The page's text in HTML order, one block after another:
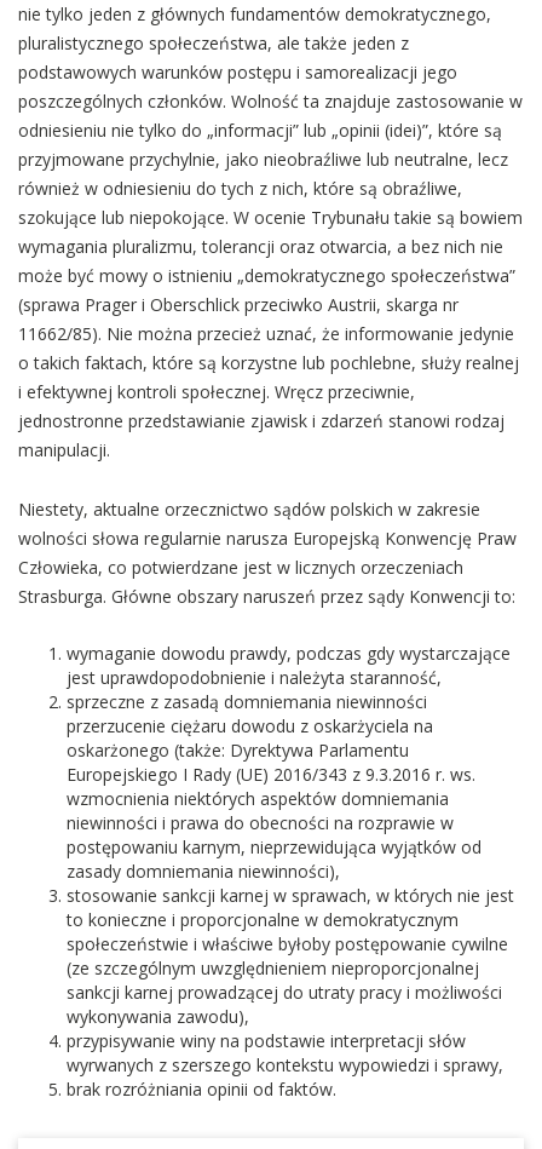
nie tylko jeden z głównych fundamentów demokratycznego,
pluralistycznego społeczeństwa, ale także jeden z
podstawowych warunków postępu i samorealizacji jego
poszczególnych członków. Wolność ta znajduje zastosowanie w
odniesieniu nie tylko do „informacji” lub „opinii (idei)”, które są
przyjmowane przychylnie, jako nieobraźliwe lub neutralne, lecz
również w odniesieniu do tych z nich, które są obraźliwe,
szokujące lub niepokojące. W ocenie Trybunału takie są bowiem
wymagania pluralizmu, tolerancji oraz otwarcia, a bez nich nie
może być mowy o istnieniu „demokratycznego społeczeństwa”
(sprawa Prager i Oberschlick przeciwko Austrii, skarga nr
11662/85). Nie można przecież uznać, że informowanie jedynie
o takich faktach, które są korzystne lub pochlebne, służy realnej
i efektywnej kontroli społecznej. Wręcz przeciwnie,
jednostronne przedstawianie zjawisk i zdarzeń stanowi rodzaj
manipulacji.
Niestety, aktualne orzecznictwo sądów polskich w zakresie
wolności słowa regularnie narusza Europejską Konwencję Praw
Człowieka, co potwierdzane jest w licznych orzeczeniach
Strasburga. Główne obszary naruszeń przez sądy Konwencji to:
wymaganie dowodu prawdy, podczas gdy wystarczające
jest uprawdopodobnienie i należyta staranność,
sprzeczne z zasadą domniemania niewinności
przerzucenie ciężaru dowodu z oskarżyciela na
oskarżonego (także: Dyrektywa Parlamentu
Europejskiego I Rady (UE) 2016/343 z 9.3.2016 r. ws.
wzmocnienia niektórych aspektów domniemania
niewinności i prawa do obecności na rozprawie w
postępowaniu karnym, nieprzewidująca wyjątków od
zasady domniemania niewinności),
stosowanie sankcji karnej w sprawach, w których nie jest
to konieczne i proporcjonalne w demokratycznym
społeczeństwie i właściwe byłoby postępowanie cywilne
(ze szczególnym uwzględnieniem nieproporcjonalnej
sankcji karnej prowadzącej do utraty pracy i możliwości
wykonywania zawodu),
przypisywanie winy na podstawie interpretacji słów
wyrwanych z szerszego kontekstu wypowiedzi i sprawy,
brak rozróżniania opinii od faktów.